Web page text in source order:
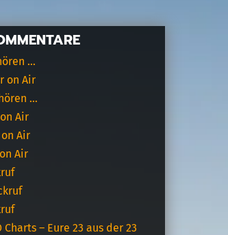
…
on Air
…
Air
Air
Air
Charts – Eure 23 aus der 23